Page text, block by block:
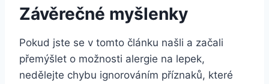
Závěrečné myšlenky
Pokud jste se v tomto článku našli a začali
přemýšlet o možnosti alergie na lepek,
nedělejte chybu ignorováním příznaků, které